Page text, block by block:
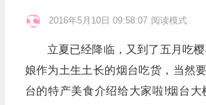
2016年5月10日 09:58:07 阅读模式
立夏已经降临，又到了五月吃
娘作为土生土长的烟台吃货，当然
台的特产美食介绍给大家啦!烟台大